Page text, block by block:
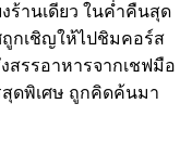
ร้านเดียว ในค่ำคืนสุด
ถูกเชิญให้ไปชิมคอร์ส
สรรอาหารจากเชฟมือ
ดพิเศษ ถูกคิดค้นมา